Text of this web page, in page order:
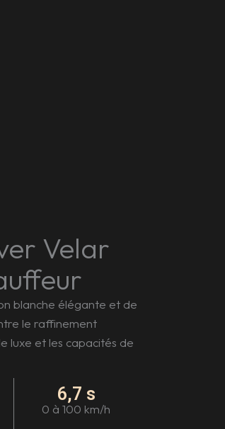
Velar
blanche élégante et de
le raffinement
luxe et les capacités de
6,7 s
0 à 100 km/h